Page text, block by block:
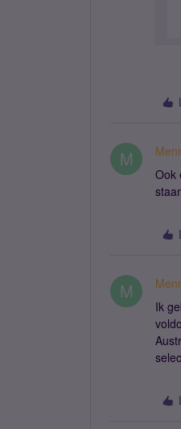
M
Ook
M
Ik